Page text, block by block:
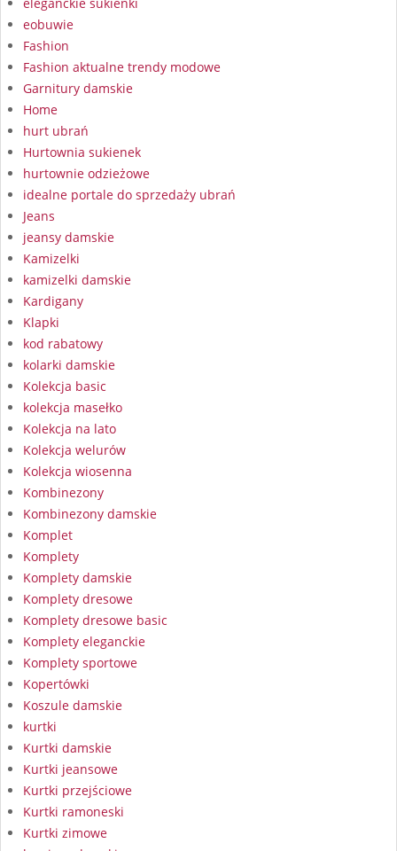
eobuwie
Fashion
Fashion aktualne trendy modowe
Garnitury damskie
Home
hurt ubrań
Hurtownia sukienek
hurtownie odzieżowe
idealne portale do sprzedaży ubrań
Jeans
jeansy damskie
Kamizelki
kamizelki damskie
Kardigany
Klapki
kod rabatowy
kolarki damskie
Kolekcja basic
kolekcja masełko
Kolekcja na lato
Kolekcja welurów
Kolekcja wiosenna
Kombinezony
Kombinezony damskie
Komplet
Komplety
Komplety damskie
Komplety dresowe
Komplety dresowe basic
Komplety eleganckie
Komplety sportowe
Kopertówki
Koszule damskie
kurtki
Kurtki damskie
Kurtki jeansowe
Kurtki przejściowe
Kurtki ramoneski
Kurtki zimowe